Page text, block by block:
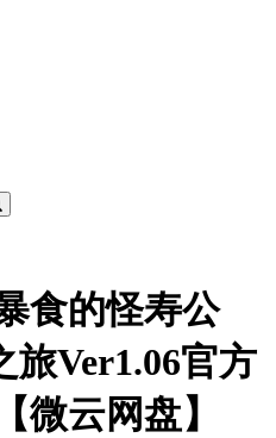
食的怪寿公
旅Ver1.06官方
微云网盘】